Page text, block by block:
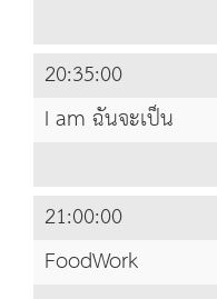
20:35:00
I am ฉันจะเป็น
21:00:00
FoodWork